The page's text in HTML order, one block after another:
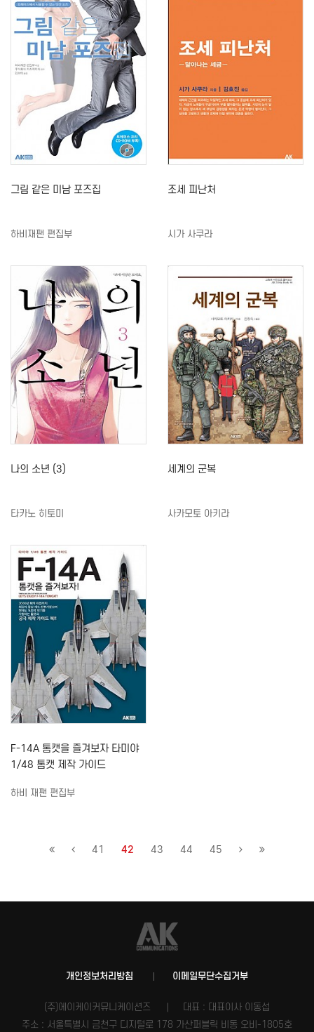
그림 같은 미남 포즈집
하비재팬 편집부
조세 피난처
시가 사쿠라
나의 소년 (3)
타카노 히토미
세계의 군복
사카모토 아키라
F-14A 톰캣을 즐겨보자 타미야
1/48 톰캣 제작 가이드
하비 재팬 편집부
41 42 43 44 45
개인정보처리방침 이메일무단수집거부
(주)에이케이커뮤니케이션즈
대표 : 대표이사 이동섭
주소 : 서울특별시 금천구 디지털로 178 가산퍼블릭 비동 오비-1805호